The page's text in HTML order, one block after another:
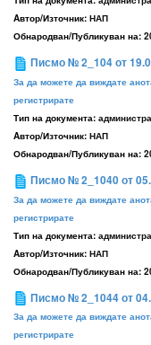
Aвтор/Източник: НАП
Обнародван/Публикуван на:
Писмо № 2_104 от
За да можете да виждате
регистрирате
Тип на документа:
Aвтор/Източник: НАП
Обнародван/Публикуван на:
Писмо № 2_1040 от
За да можете да виждате
регистрирате
Тип на документа:
Aвтор/Източник: НАП
Обнародван/Публикуван на:
Писмо № 2_1044 от
За да можете да виждате
регистрирате